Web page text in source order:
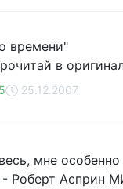
времени"
в
25.12.2007
мне особенно
Роберт Асприн